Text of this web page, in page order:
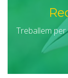
Treballem